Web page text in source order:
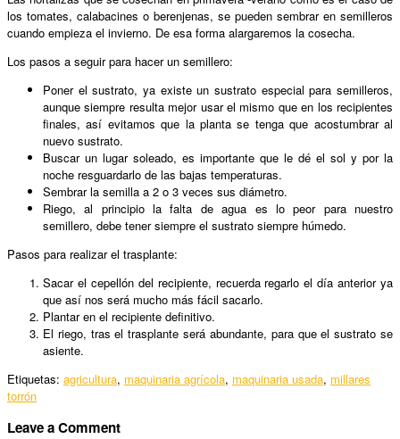
los tomates, calabacines o berenjenas, se pueden sembrar en semilleros
cuando empieza el invierno. De esa forma alargaremos la cosecha.
Los pasos a seguir para hacer un semillero:
Poner el sustrato, ya existe un sustrato especial para semilleros,
aunque siempre resulta mejor usar el mismo que en los recipientes
finales, así evitamos que la planta se tenga que acostumbrar al
nuevo sustrato.
Buscar un lugar soleado, es importante que le dé el sol y por la
noche resguardarlo de las bajas temperaturas.
Sembrar la semilla a 2 o 3 veces sus diámetro.
Riego, al principio la falta de agua es lo peor para nuestro
semillero, debe tener siempre el sustrato siempre húmedo.
Pasos para realizar el trasplante:
Sacar el cepellón del recipiente, recuerda regarlo el día anterior ya
que así nos será mucho más fácil sacarlo.
Plantar en el recipiente definitivo.
El riego, tras el trasplante será abundante, para que el sustrato se
asiente.
Etiquetas: agricultura, maquinaria agrícola, maquinaria usada, millares
torrón
Leave a Comment